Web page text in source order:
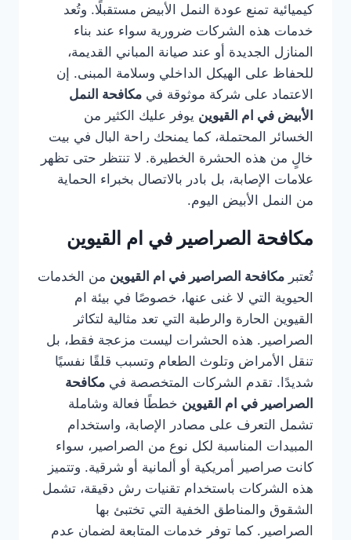
كيميائية تمنع عودة النمل الأبيض مستقبلًا. وتُعد
خدمات هذه الشركات ضرورية سواء عند بناء
المنازل الجديدة أو عند صيانة المباني القديمة،
للحفاظ على الهيكل الداخلي وسلامة المبنى. إن
الاعتماد على شركة موثوقة في مكافحة النمل
الأبيض في ام القيوين يوفر عليك الكثير من
الخسائر المحتملة، كما يمنحك راحة البال في بيت
خالٍ من هذه الحشرة الخطيرة. لا تنتظر حتى تظهر
علامات الإصابة، بل بادر بالاتصال بخبراء الحماية
من النمل الأبيض اليوم.
مكافحة الصراصير في ام القيوين
تُعتبر مكافحة الصراصير في ام القيوين من الخدمات
الحيوية التي لا غنى عنها، خصوصًا في بيئة ام
القيوين الحارة والرطبة التي تعد مثالية لتكاثر
الصراصير. هذه الحشرات ليست مزعجة فقط، بل
تنقل الأمراض وتلوث الطعام وتسبب قلقًا نفسيًا
شديدًا. تقدم الشركات المتخصصة في مكافحة
الصراصير في ام القيوين خططًا فعالة وشاملة
تشمل التعرف على مصادر الإصابة، واستخدام
المبيدات المناسبة لكل نوع من الصراصير، سواء
كانت صراصير أمريكية أو ألمانية أو شرقية. وتتميز
هذه الشركات باستخدام تقنيات رش دقيقة، تشمل
الشقوق والمناطق الخفية التي تختبئ بها
الصراصير. كما توفر خدمات المتابعة لضمان عدم